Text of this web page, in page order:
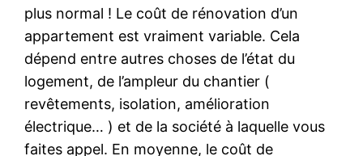
plus normal ! Le coût de rénovation d’un
appartement est vraiment variable. Cela
dépend entre autres choses de l’état du
logement, de l’ampleur du chantier (
revêtements, isolation, amélioration
électrique… ) et de la société à laquelle vous
faites appel. En moyenne, le coût de